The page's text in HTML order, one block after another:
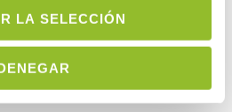
LA SELECCIÓN